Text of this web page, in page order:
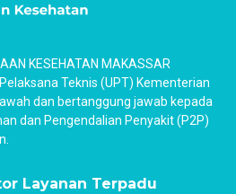
KESEHATAN MAKASSAR
Teknis (UPT) Kementerian
dan bertanggung jawab kepada
dan Pengendalian Penyakit (P2P)
Layanan Terpadu